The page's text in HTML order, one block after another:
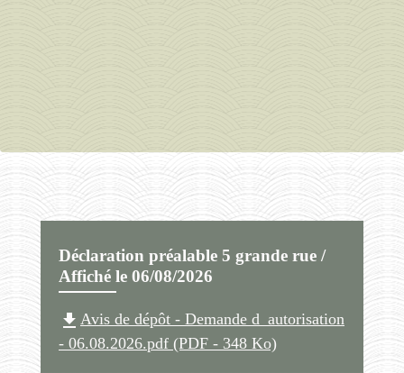
Déclaration préalable 5 grande rue /
Affiché le 06/08/2026
file_download Avis de dépôt - Demande d_autorisation
- 06.08.2026.pdf (PDF - 348 Ko)